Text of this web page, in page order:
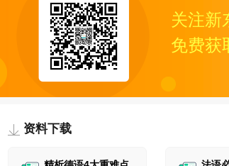
关注新
免费获
资料下载